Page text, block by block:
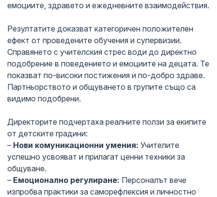
емоциите, здравето и ежедневните взаимодействия.
Резултатите доказват категоричен положителен
ефект от проведените обучения и супервизии.
Справянето с учителския стрес води до директно
подобрение в поведението и емоциите на децата. Те
показват по-високи постижения и по-добро здраве.
Партньорството и общуването в групите също са
видимо подобрени.
Директорите подчертаха реалните ползи за екипите
от детските градини:
– Нови комуникационни умения: Учителите
успешно усвояват и прилагат ценни техники за
общуване.
– Емоционално регулиране: Персоналът вече
изпробва практики за саморефлексия и личностно